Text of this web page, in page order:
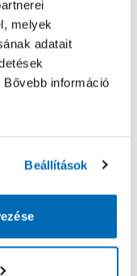
melyek
adatait
információ
Beállítások